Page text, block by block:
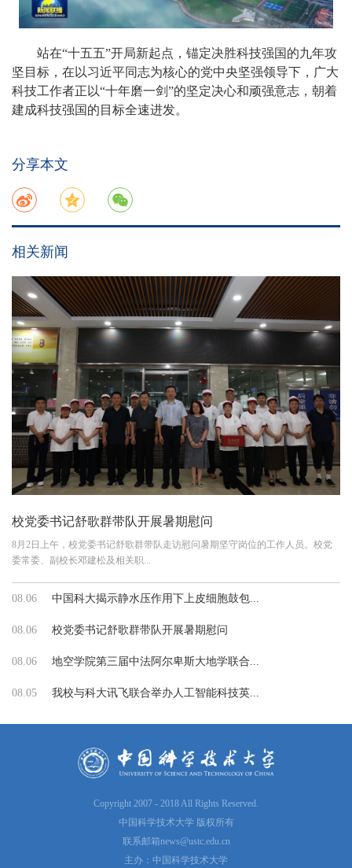
站在“十五五”开局新起点，锚定决胜科技强国的九年攻
坚目标，在以习近平同志为核心的党中央坚强领导下，广大
科技工作者正以“十年磨一剑”的坚定决心和顽强意志，朝着
建成科技强国的目标全速进发。
分享本文
相关新闻
校党委书记舒歌群带队开展暑期慰问
8月2日上午，校党委书记舒歌群带队走访慰问暑期坚守岗位的工作人员。校党
委常委、副校长邓建松及相关职...
08.06 中国科大揭示静水压作用下上皮细胞鼓包...
08.06 校党委书记舒歌群带队开展暑期慰问
08.06 地空学院第三届中法阿尔卑斯大地学联合...
08.05 我校与科大讯飞联合举办人工智能科技英...
Copyright 2007 - 2018 All Rights Reserved.
中国科学技术大学 版权所有
联系邮箱news@ustc.edu.cn
主办：中国科学技术大学